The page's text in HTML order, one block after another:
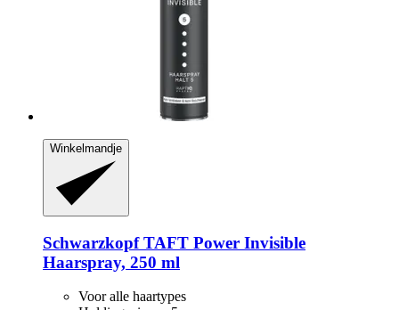
Winkelmandje
SchwarzkopfTAFT Power Invisible
Haarspray, 250 ml
Voor alle haartypes